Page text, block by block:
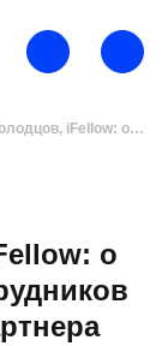
Александр Молодцов, iFellow: о паритете, ценности сотрудников и о том, как выбрать партнера
о